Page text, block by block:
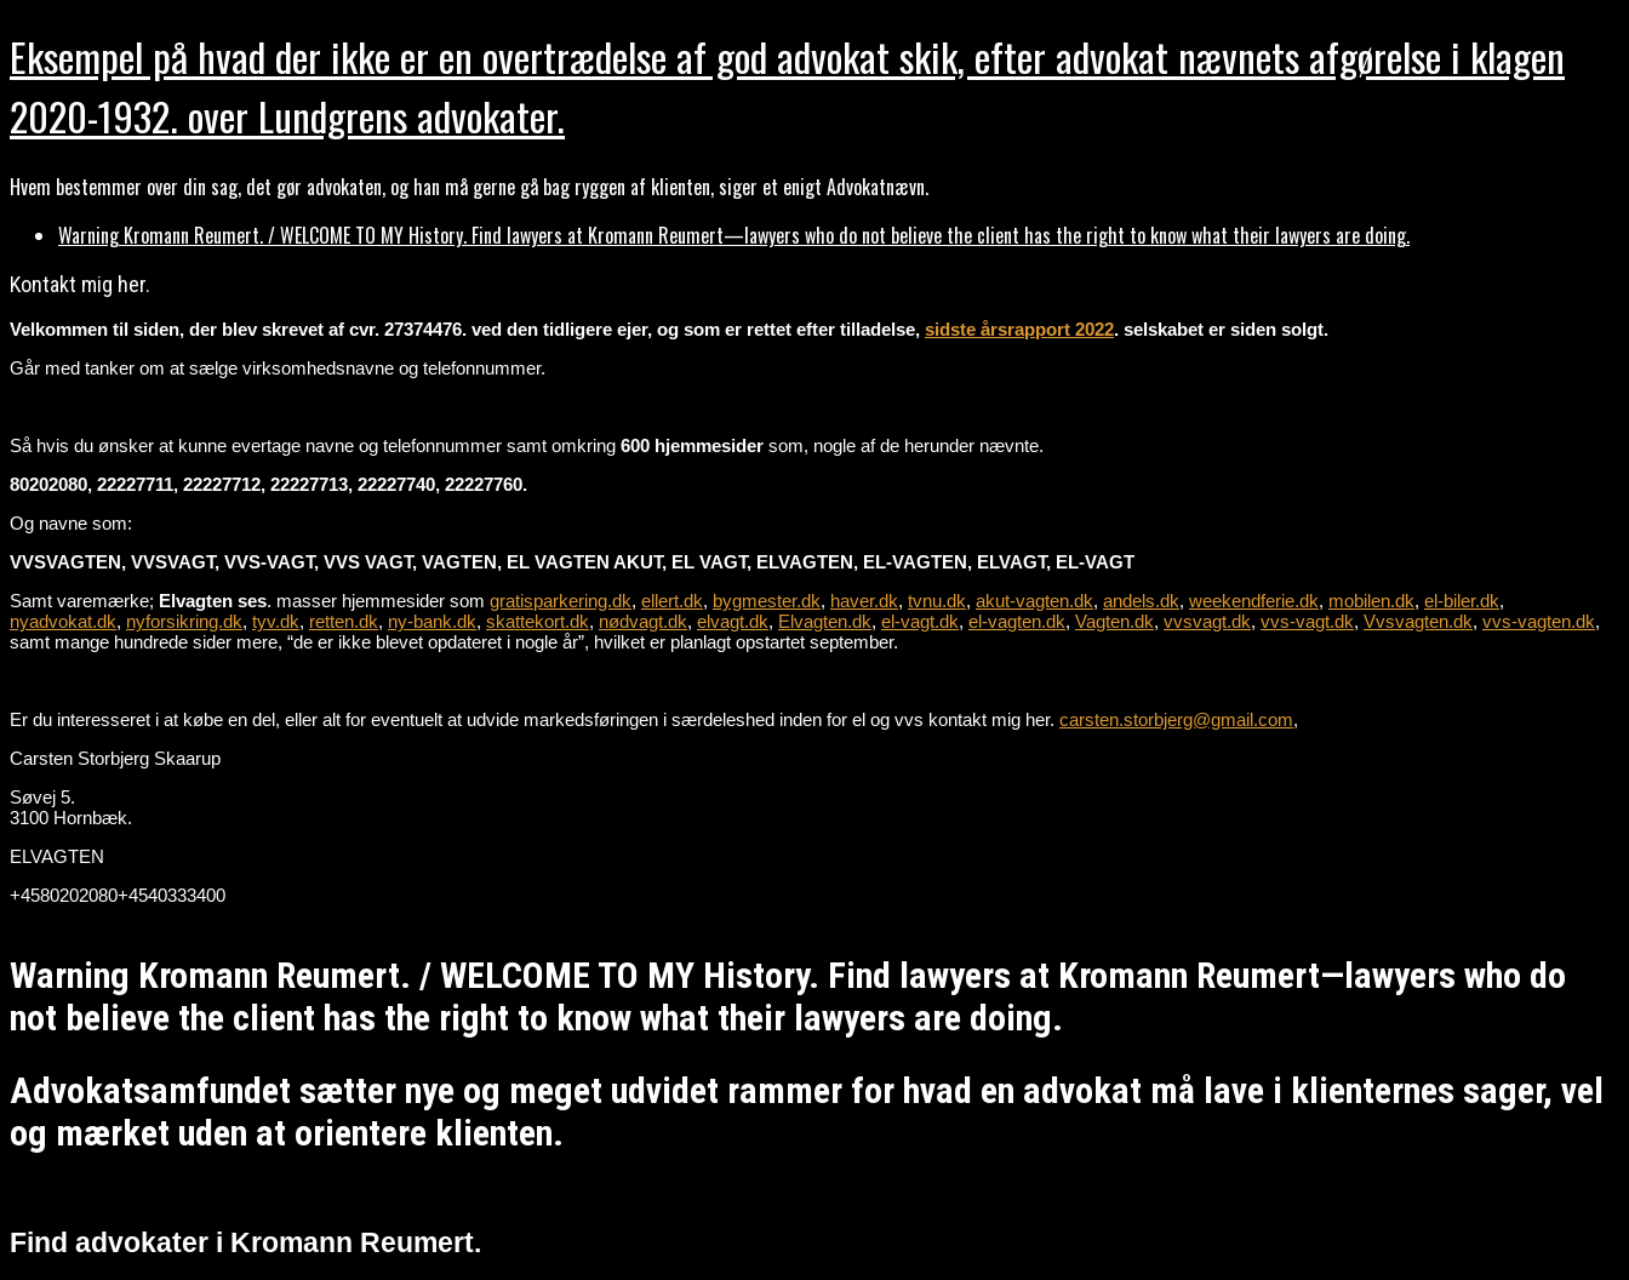
Eksempel på hvad der ikke er en overtrædelse af god advokat skik, efter advokat nævnets afgørelse i klagen
2020-1932. over Lundgrens advokater.
Hvem bestemmer over din sag, det gør advokaten, og han må gerne gå bag ryggen af klienten, siger et enigt Advokatnævn.
Warning Kromann Reumert. / WELCOME TO MY History. Find lawyers at Kromann Reumert—lawyers who do not believe the client has the right to know what their lawyers are doing.
Kontakt mig her.
Velkommen til siden, der blev skrevet af cvr. 27374476. ved den tidligere ejer, og som er rettet efter tilladelse, sidste årsrapport 2022. selskabet er siden solgt.
Går med tanker om at sælge virksomhedsnavne og telefonnummer.
Så hvis du ønsker at kunne evertage navne og telefonnummer samt omkring 600 hjemmesider som, nogle af de herunder nævnte.
80202080, 22227711, 22227712, 22227713, 22227740, 22227760.
Og navne som:
VVSVAGTEN, VVSVAGT, VVS-VAGT, VVS VAGT, VAGTEN, EL VAGTEN AKUT, EL VAGT, ELVAGTEN, EL-VAGTEN, ELVAGT, EL-VAGT
Samt varemærke; Elvagten ses. masser hjemmesider som gratisparkering.dk, ellert.dk, bygmester.dk, haver.dk, tvnu.dk, akut-vagten.dk, andels.dk, weekendferie.dk, mobilen.dk, el-biler.dk,
nyadvokat.dk, nyforsikring.dk, tyv.dk, retten.dk, ny-bank.dk, skattekort.dk, nødvagt.dk, elvagt.dk, Elvagten.dk, el-vagt.dk, el-vagten.dk, Vagten.dk, vvsvagt.dk, vvs-vagt.dk, Vvsvagten.dk, vvs-vagten.dk,
samt mange hundrede sider mere, “de er ikke blevet opdateret i nogle år”, hvilket er planlagt opstartet september.
Er du interesseret i at købe en del, eller alt for eventuelt at udvide markedsføringen i særdeleshed inden for el og vvs kontakt mig her. carsten.storbjerg@gmail.com,
Carsten Storbjerg Skaarup
Søvej 5.
3100 Hornbæk.
ELVAGTEN
+4580202080+4540333400
Warning Kromann Reumert. / WELCOME TO MY History. Find lawyers at Kromann Reumert—lawyers who do
not believe the client has the right to know what their lawyers are doing.
Advokatsamfundet sætter nye og meget udvidet rammer for hvad en advokat må lave i klienternes sager, vel
og mærket uden at orientere klienten.
Find advokater i Kromann Reumert.